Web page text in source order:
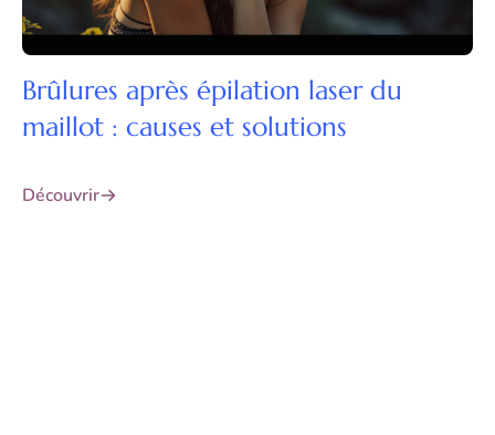
Brûlures après épilation laser du
maillot : causes et solutions
Découvrir